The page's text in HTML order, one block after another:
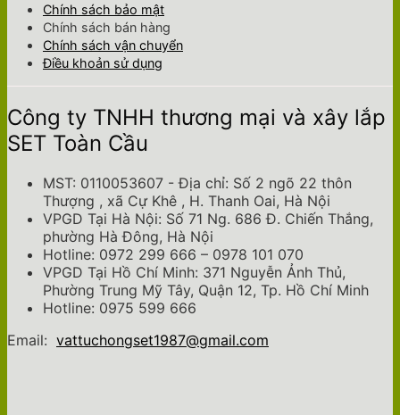
Chính sách bảo mật
Chính sách bán hàng
Chính sách vận chuyển
Điều khoản sử dụng
Công ty TNHH thương mại và xây lắp
SET Toàn Cầu
MST: 0110053607 - Địa chỉ: Số 2 ngõ 22 thôn
Thượng , xã Cự Khê , H. Thanh Oai, Hà Nội
VPGD Tại Hà Nội: Số 71 Ng. 686 Đ. Chiến Thắng,
phường Hà Đông, Hà Nội
Hotline: 0972 299 666 – 0978 101 070
VPGD Tại Hồ Chí Minh: 371 Nguyễn Ảnh Thủ,
Phường Trung Mỹ Tây, Quận 12, Tp. Hồ Chí Minh
Hotline: 0975 599 666
Email: vattuchongset1987@gmail.com